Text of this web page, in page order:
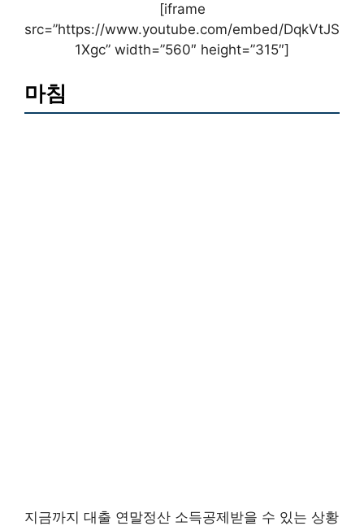
[iframe
src=”https://www.youtube.com/embed/DqkVtJS
1Xgc” width=”560″ height=”315″]
마침
지금까지 대출 연말정산 소득공제받을 수 있는 상황